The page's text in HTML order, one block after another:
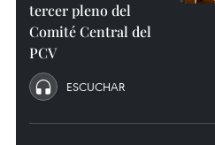
tercer pleno del
Comité Central del
PCV
ESCUCHAR